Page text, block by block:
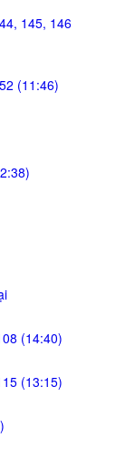
145, 146
(11:46)
(14:40)
(13:15)